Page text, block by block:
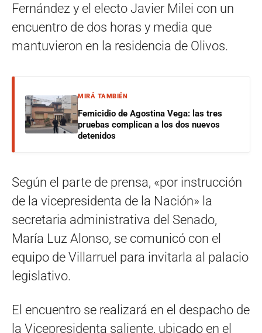
Fernández y el electo Javier Milei con un
encuentro de dos horas y media que
mantuvieron en la residencia de Olivos.
MIRÁ TAMBIÉN
Femicidio de Agostina Vega: las tres
pruebas complican a los dos nuevos
detenidos
Según el parte de prensa, «por instrucción
de la vicepresidenta de la Nación» la
secretaria administrativa del Senado,
María Luz Alonso, se comunicó con el
equipo de Villarruel para invitarla al palacio
legislativo.
El encuentro se realizará en el despacho de
la Vicepresidenta saliente, ubicado en el